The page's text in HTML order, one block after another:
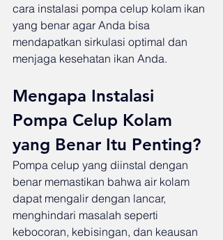
cara instalasi pompa celup kolam ikan
yang benar agar Anda bisa
mendapatkan sirkulasi optimal dan
menjaga kesehatan ikan Anda.
Mengapa Instalasi
Pompa Celup Kolam
yang Benar Itu Penting?
Pompa celup yang diinstal dengan
benar memastikan bahwa air kolam
dapat mengalir dengan lancar,
menghindari masalah seperti
kebocoran, kebisingan, dan keausan